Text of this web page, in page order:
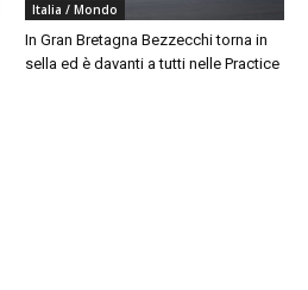
Italia / Mondo
In Gran Bretagna Bezzecchi torna in
sella ed è davanti a tutti nelle Practice